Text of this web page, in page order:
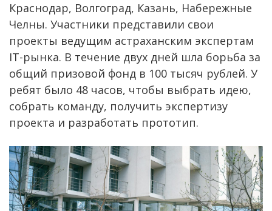
Краснодар, Волгоград, Казань, Набережные
Челны. Участники представили свои
проекты ведущим астраханским экспертам
IT-рынка. В течение двух дней шла борьба за
общий призовой фонд в 100 тысяч рублей. У
ребят было 48 часов, чтобы выбрать идею,
собрать команду, получить экспертизу
проекта и разработать прототип.